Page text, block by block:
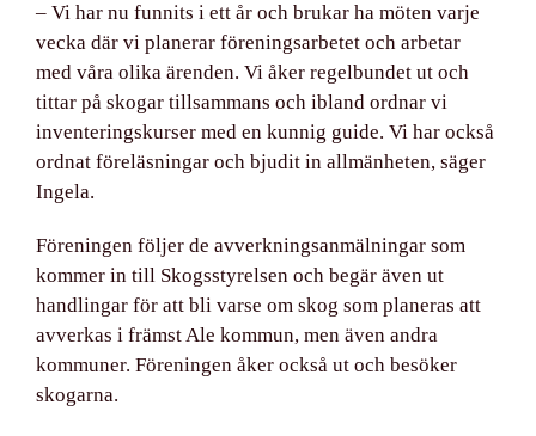
– Vi har nu funnits i ett år och brukar ha möten varje
vecka där vi planerar föreningsarbetet och arbetar
med våra olika ärenden. Vi åker regelbundet ut och
tittar på skogar tillsammans och ibland ordnar vi
inventeringskurser med en kunnig guide. Vi har också
ordnat föreläsningar och bjudit in allmänheten, säger
Ingela.
Föreningen följer de avverkningsanmälningar som
kommer in till Skogsstyrelsen och begär även ut
handlingar för att bli varse om skog som planeras att
avverkas i främst Ale kommun, men även andra
kommuner. Föreningen åker också ut och besöker
skogarna.